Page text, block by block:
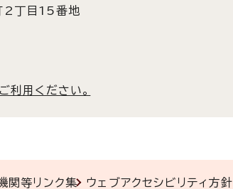
丁目15番地
利用ください。
関等リンク集 ウェブアクセシビリティ方針